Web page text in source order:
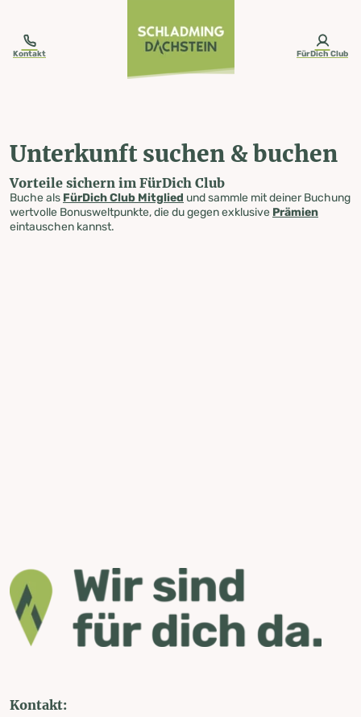
Kontakt FürDich Club
Unterkunft suchen & buchen
Vorteile sichern im FürDich Club
Buche als FürDich Club Mitglied und sammle mit deiner Buchung
wertvolle Bonusweltpunkte, die du gegen exklusive Prämien
eintauschen kannst.
Kontakt: